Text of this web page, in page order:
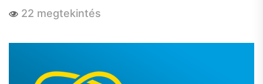
22 megtekintés